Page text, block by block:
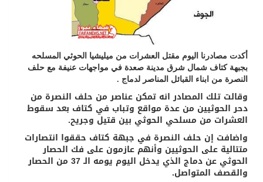
أكدت مصادرنا اليوم مقتل العشرات من ميليشيا الحوثي المسلحه
بجبهة كتاف شمال شرق مدينة صعدة في مواجهات عنيفة مع حلف
النصرة من ابناء القبائل المناصر لدماج .
وقالت تلك المصادر انه تمكن عناصر من حلف النصرة من
دحر الحوثيين من عدة مواقع وتباب في كتاف بعد سقوط
العشرات من مسلحي الحوثي بين قتيل وجريح.
واضافت إن حلف النصرة في جبهة كتاف حققوا انتصارات
متتالية على الحوثيين وأنهم عازمون على فك الحصار
الحوثي عن دماج الذي يدخل اليوم يومه الـ 37 من الحصار
والقصف المتواصل.